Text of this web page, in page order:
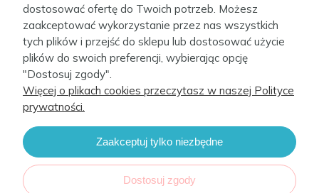
dostosować ofertę do Twoich potrzeb. Możesz
zaakceptować wykorzystanie przez nas wszystkich
tych plików i przejść do sklepu lub dostosować użycie
plików do swoich preferencji, wybierając opcję
"Dostosuj zgody".
Więcej o plikach cookies przeczytasz w naszej Polityce
prywatności.
Zaakceptuj tylko niezbędne
Dostosuj zgody